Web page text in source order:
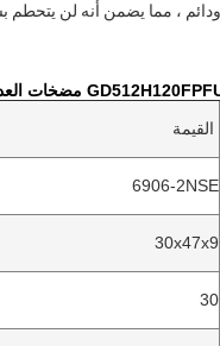
القيمة
6906-2NSE
30x47x9
30